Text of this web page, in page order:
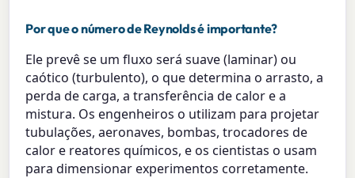
Por que o número de Reynolds é importante?
Ele prevê se um fluxo será suave (laminar) ou
caótico (turbulento), o que determina o arrasto, a
perda de carga, a transferência de calor e a
mistura. Os engenheiros o utilizam para projetar
tubulações, aeronaves, bombas, trocadores de
calor e reatores químicos, e os cientistas o usam
para dimensionar experimentos corretamente.